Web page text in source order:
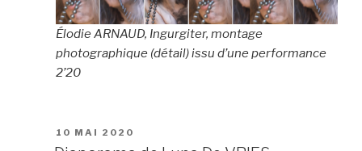
Élodie ARNAUD, Ingurgiter, montage
photographique (détail) issu d’une performance
2’20
PUBLIÉ
LE
10 MAI 2020